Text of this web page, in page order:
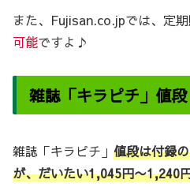
また、Fujisan.co.jpでは、定期
可能ですよ♪
雑誌「キラピチ」値段
雑誌「キラピチ」 値段は付録
が、だいたい1,045円〜1,240